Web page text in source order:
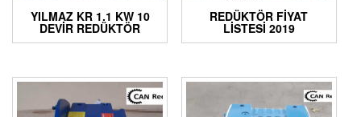
YILMAZ KR 1.1 KW 10
DEVIR REDÜKTÖR
REDÜKTÖR FIYAT
LISTESI 2019